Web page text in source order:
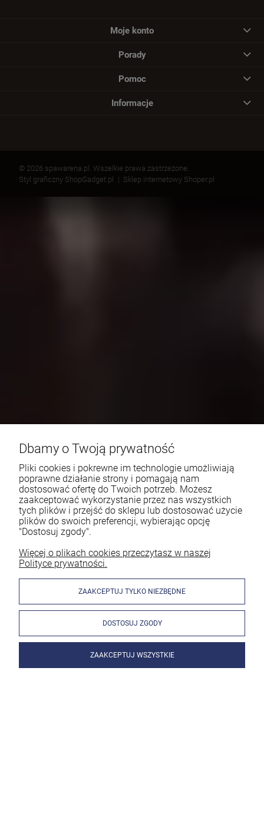
Moje konto
Porady
Pomoc
Informacje
© 2026 spawarena.pl. Wszelkie prawa zastrzeżone.
Styl graficzny ShopGadget.pl
Sklep internetowy Shoper.pl
Dbamy o Twoją prywatność
Pliki cookies i pokrewne im technologie umożliwiają
poprawne działanie strony i pomagają nam
dostosować ofertę do Twoich potrzeb. Możesz
zaakceptować wykorzystanie przez nas wszystkich
tych plików i przejść do sklepu lub dostosować użycie
plików do swoich preferencji, wybierając opcję
"Dostosuj zgody".
Więcej o plikach cookies przeczytasz w naszej
Polityce prywatności.
ZAAKCEPTUJ TYLKO NIEZBĘDNE
DOSTOSUJ ZGODY
ZAAKCEPTUJ WSZYSTKIE